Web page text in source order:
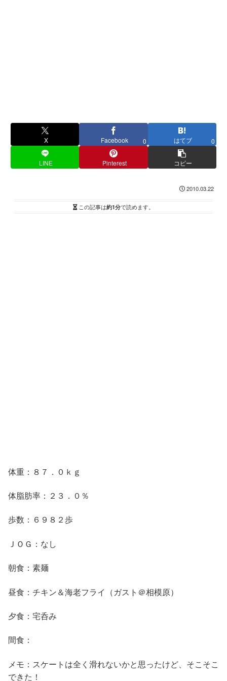
X Facebook 0 はてブ 0
LINE Pinterest コピー
2010.03.22
この記事は約1分で読めます。
体重：８７．０ｋｇ
体脂肪率：２３．０％
歩数：６９８２歩
ＪＯＧ：なし
朝食：素麺
昼食：チキン＆海老フライ（ガスト＠相模原）
夕食：宅呑み
間食：
メモ：スケートは全く滑れないかと思ったけど、そこそこ
できた！